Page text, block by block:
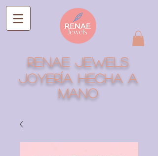
RENAE JEWELS
Joyería hecha a
mano